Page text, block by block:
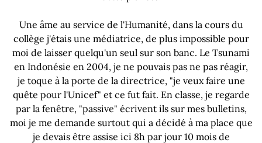
Une âme au service de l'Humanité, dans la cours du
collège j'étais une médiatrice, de plus impossible pour
moi de laisser quelqu'un seul sur son banc. Le Tsunami
en Indonésie en 2004, je ne pouvais pas ne pas réagir,
je toque à la porte de la directrice, "je veux faire une
quête pour l'Unicef" et ce fut fait. En classe, je regarde
par la fenêtre, "passive" écrivent ils sur mes bulletins,
moi je me demande surtout qui a décidé à ma place que
je devais être assise ici 8h par jour 10 mois de